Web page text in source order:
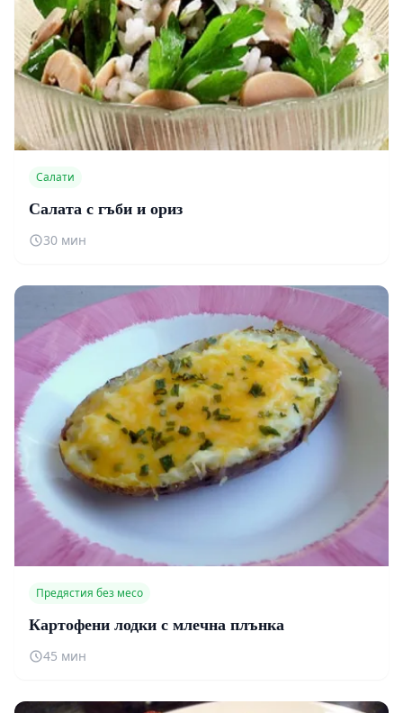
Салати
Салата с гъби и ориз
30 мин
Предястия без месо
Картофени лодки с млечна плънка
45 мин